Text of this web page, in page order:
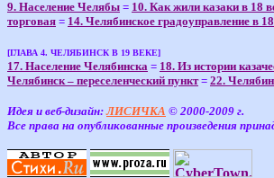
9. Население Челябы = 10. Как жили казаки в 18
торговая = 14. Челябинское градоуправление в
[ГЛАВА 4. ЧЕЛЯБИНСК В 19 ВЕКЕ]
17. Население Челябинска = 18. Из истории
Челябинск – переселенческий пункт= 22.
Идея и веб-дизайн:ЛИСИЧКА © 2000-2009 г.
Все права на опубликованные произведения